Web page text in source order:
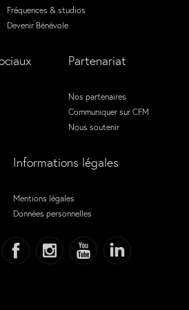
Fréquences & studios
Devenir Bénévole
Partenariat
Nos partenaires
Communiquer sur CFM
Nous soutenir
Informations légales
Mentions légales
Données personnelles